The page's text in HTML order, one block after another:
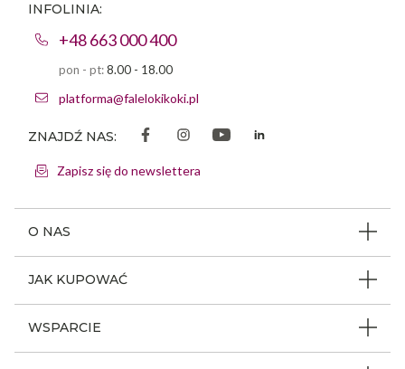
O NAS
Dlaczego FLK
JAK KUPOWAĆ
WSPARCIE
INFOLINIA:
+48 663 000 400
pon - pt:8.00 - 18.00
platforma@falelokikoki.pl
ZNAJDŹ NAS:
Zapisz się do newslettera